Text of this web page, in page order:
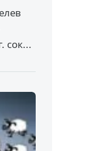
сок...